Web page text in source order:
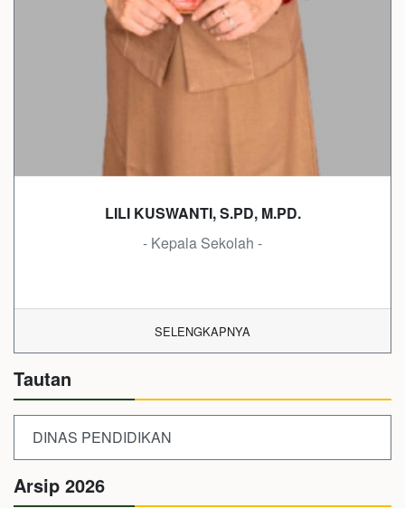
LILI KUSWANTI, S.PD, M.PD.
- Kepala Sekolah -
SELENGKAPNYA
Tautan
DINAS PENDIDIKAN
Arsip 2026